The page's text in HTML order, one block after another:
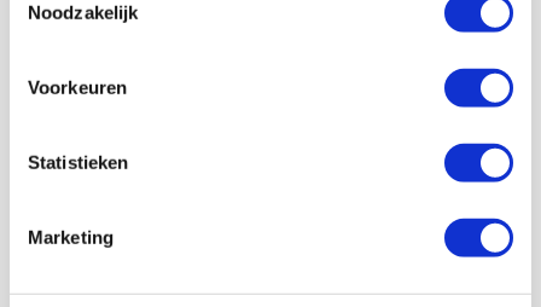
Noodzakelijk
Voorkeuren
Statistieken
Marketing
Het aantal van drie geslaagde passes op Ajacieden in het
drie ballen zomaar een doelpunt kunnen opleveren. Helaas
kwam Dolberg iets te dicht in de buurt van de keeper uit,
Laten we beginnen met het positieve: we spotten de
opbouw van een doelpunt in de halfspaces. Dat is altijd
richting het hoofd van Daley Blind, die raak kopte en de